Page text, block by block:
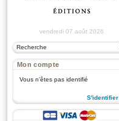
vendredi 07 août 2026
Mon compte
Vous n'êtes pas identifié
S'identifier